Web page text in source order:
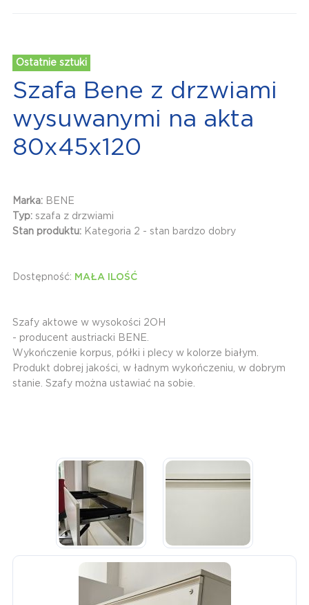
Ostatnie sztuki
Szafa Bene z drzwiami
wysuwanymi na akta
80x45x120
Marka: BENE
Typ: szafa z drzwiami
Stan produktu: Kategoria 2 - stan bardzo dobry
Dostępność: MAŁA ILOŚĆ
Szafy aktowe w wysokości 2OH
- producent austriacki BENE.
Wykończenie korpus, półki i plecy w kolorze białym.
Produkt dobrej jakości, w ładnym wykończeniu, w dobrym
stanie. Szafy można ustawiać na sobie.